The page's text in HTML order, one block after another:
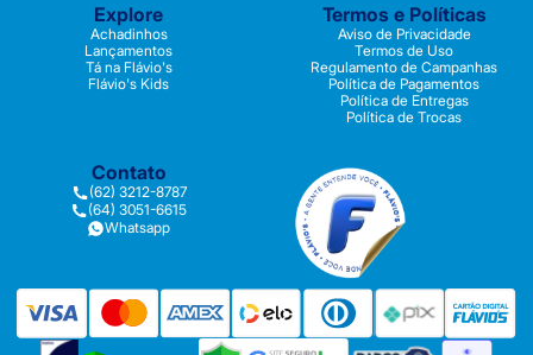
Explore
Achadinhos
Lançamentos
Tá na Flávio's
Flávio's Kids
Termos e Políticas
Aviso de Privacidade
Termos de Uso
Regulamento de Campanhas
Política de Pagamentos
Política de Entregas
Política de Trocas
Contato
(62) 3212-8787
(64) 3051-6615
Whatsapp